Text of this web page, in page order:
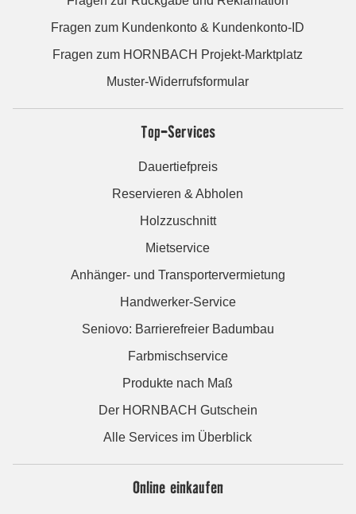
Fragen zum Kundenkonto & Kundenkonto-ID
Fragen zum HORNBACH Projekt-Marktplatz
Muster-Widerrufsformular
Top-Services
Dauertiefpreis
Reservieren & Abholen
Holzzuschnitt
Mietservice
Anhänger- und Transportervermietung
Handwerker-Service
Seniovo: Barrierefreier Badumbau
Farbmischservice
Produkte nach Maß
Der HORNBACH Gutschein
Alle Services im Überblick
Online einkaufen